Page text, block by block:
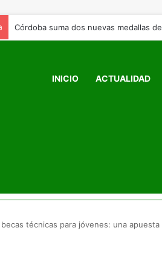
Daniel Noboa y Luis Abinader arriban
INICIO ACTUALIDAD
becas técnicas para jóvenes: una